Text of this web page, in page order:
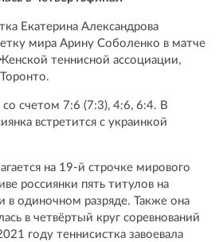
Екатерина Александрова
мира Арину Соболенко в матче
теннисной ассоциации,
со счетом 7:6 (7:3), 4:6, 6:4. В
встретится с украинкой
на 19-й строчке мирового
россиянки пять титулов на
в одиночном разряде. Также она
в четвёртый круг соревнований
году теннисистка завоевала